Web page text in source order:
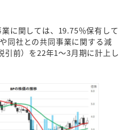
に関しては、19.75％保有して
同社との共同事業に関する減
引前）を22年1～3月期に計上し